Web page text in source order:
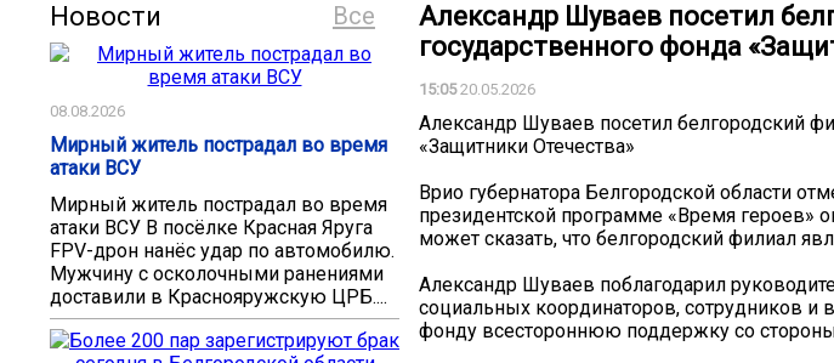
Все
Новости
08.08.2026
Мирный житель пострадал во время
атаки ВСУ
Мирный житель пострадал во время
атаки ВСУ В посёлке Красная Яруга
FPV-дрон нанёс удар по автомобилю.
Мужчину с осколочными ранениями
доставили в Краснояружскую ЦРБ....
Александр Шуваев посетил
государственного фонда
15:0520.05.2026
Александр Шуваев посетил белгородский
«Защитники Отечества»
Врио губернатора Белгородской области
президентской программе «Время героев»
может сказать, что белгородский филиал
Александр Шуваев поблагодарил
социальных координаторов, сотрудников и
фонду всестороннюю поддержку со